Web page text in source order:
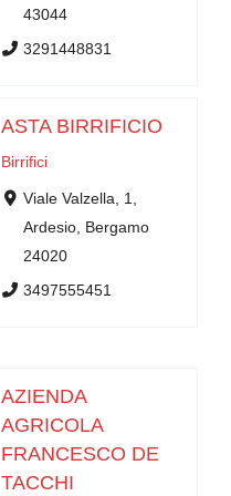
43044
3291448831
ASTA BIRRIFICIO
Birrifici
Viale Valzella, 1,
Ardesio, Bergamo
24020
3497555451
AZIENDA
AGRICOLA
FRANCESCO DE
TACCHI